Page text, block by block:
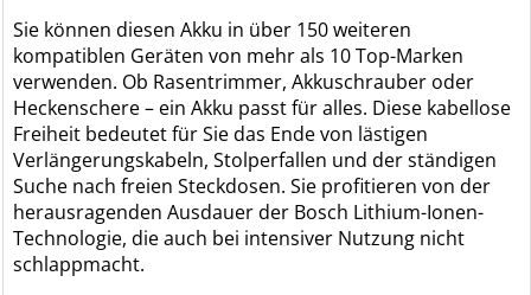
Sie können diesen Akku in über 150 weiteren
kompatiblen Geräten von mehr als 10 Top-Marken
verwenden. Ob Rasentrimmer, Akkuschrauber oder
Heckenschere – ein Akku passt für alles. Diese kabellose
Freiheit bedeutet für Sie das Ende von lästigen
Verlängerungskabeln, Stolperfallen und der ständigen
Suche nach freien Steckdosen. Sie profitieren von der
herausragenden Ausdauer der Bosch Lithium-Ionen-
Technologie, die auch bei intensiver Nutzung nicht
schlappmacht.